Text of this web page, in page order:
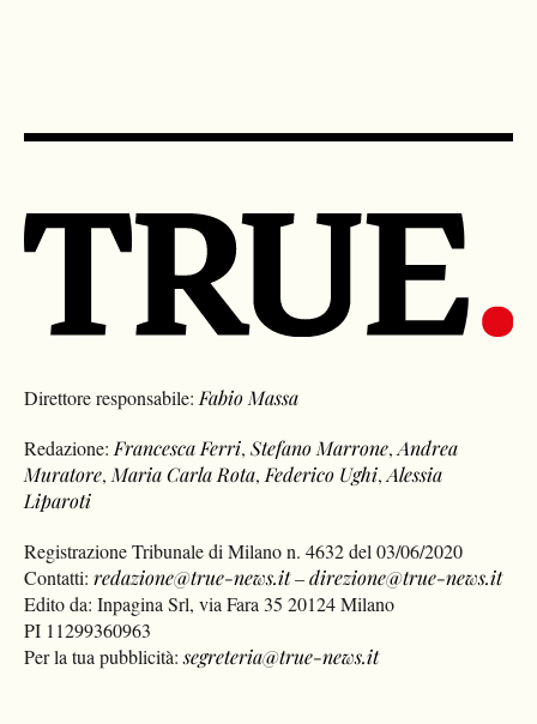
Direttore responsabile: Fabio Massa
Redazione: Francesca Ferri,Stefano Marrone,Andrea
Muratore, Maria Carla Rota, Federico Ughi,Alessia
Liparoti
Registrazione Tribunale di Milano n. 4632 del 03/06/2020
Contatti:redazione@true-news.it–direzione@true-news.it
Edito da: Inpagina Srl, via Fara 35 20124 Milano
PI 11299360963
Per la tua pubblicità:segreteria@true-news.it